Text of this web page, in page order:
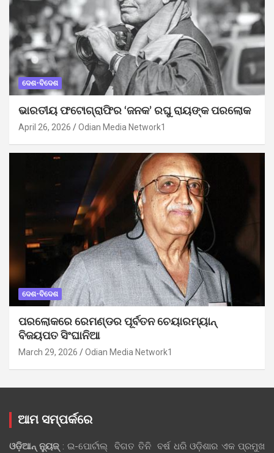
ଦେଶ-ବିଦେଶ
ଭାରତୀୟ ଫଟୋଗ୍ରାଫିର ‘ଜନକ’ ରଘୁ ରାୟଙ୍କ ପରଲୋକ
April 26, 2026 Odian Media Network1
ଦେଶ-ବିଦେଶ
ପରଲୋକରେ ରେମଣ୍ଡର ପୂର୍ବତନ ଚେୟାରମ୍ୟାନ୍
ବିଜୟପତ ସିଂଘାନିଆ
March 29, 2026 Odian Media Network1
ଆମ ସମ୍ପର୍କରେ
ଓଡ଼ିଆନ୍‍ ନ୍ୟୁଜ୍‍: ଇ-ପୋର୍ଟାଲ୍ ବିଗତ ତିନି ବର୍ଷ ଧରି ଓଡ଼ିଶାର ଏକ ପ୍ରମୁଖ